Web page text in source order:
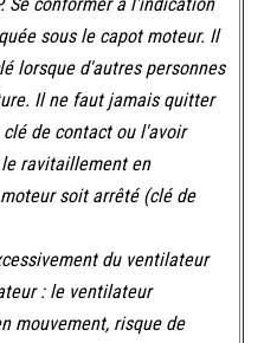
sous le capot moteur. Il
lorsque d'autres personnes
Il ne faut jamais quitter
de contact ou l'avoir
le ravitaillement en
soit arrêté (clé de
du ventilateur
: le ventilateur
mouvement, risque de